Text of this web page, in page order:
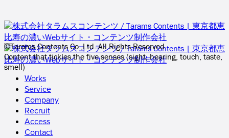
Works
Service
Company
Recruit
Access
Contact
©Tarams Contents Co.,Ltd. All Rights Reserved.
Content that tickles the five senses (sight, hearing, touch, taste,
smell)